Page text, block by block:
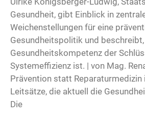
Gesundheit, gibt Einblick in
Weichenstellungen für eine
Gesundheitspolitik und
Gesundheitskompetenz der
Systemeffizienz ist. | von Mag.
Prävention statt Reparaturmedizin
Leitsätze, die aktuell die
Die